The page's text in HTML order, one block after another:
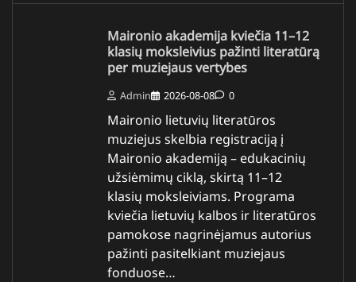
Maironio akademija kviečia 11–12
klasių moksleivius pažinti literatūrą
per muziejaus vertybes
Admin 2026-08-08 0
Maironio lietuvių literatūros
muziejus skelbia registraciją į
Maironio akademiją – edukacinių
užsiėmimų ciklą, skirtą 11–12
klasių moksleiviams. Programa
kviečia lietuvių kalbos ir literatūros
pamokose nagrinėjamus autorius
pažinti pasitelkiant muziejaus
fonduose…